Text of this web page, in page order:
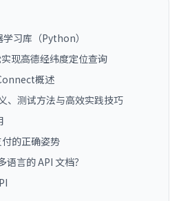
习库（Python）
现高德经纬度定位查询
概述
、测试方法与高效实践技巧
的正确姿势
言的 API 文档？